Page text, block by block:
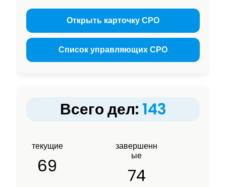
Открыть карточку СРО
Список управляющих СРО
Всего дел: 143
текущие
69
завершенн
ые
74